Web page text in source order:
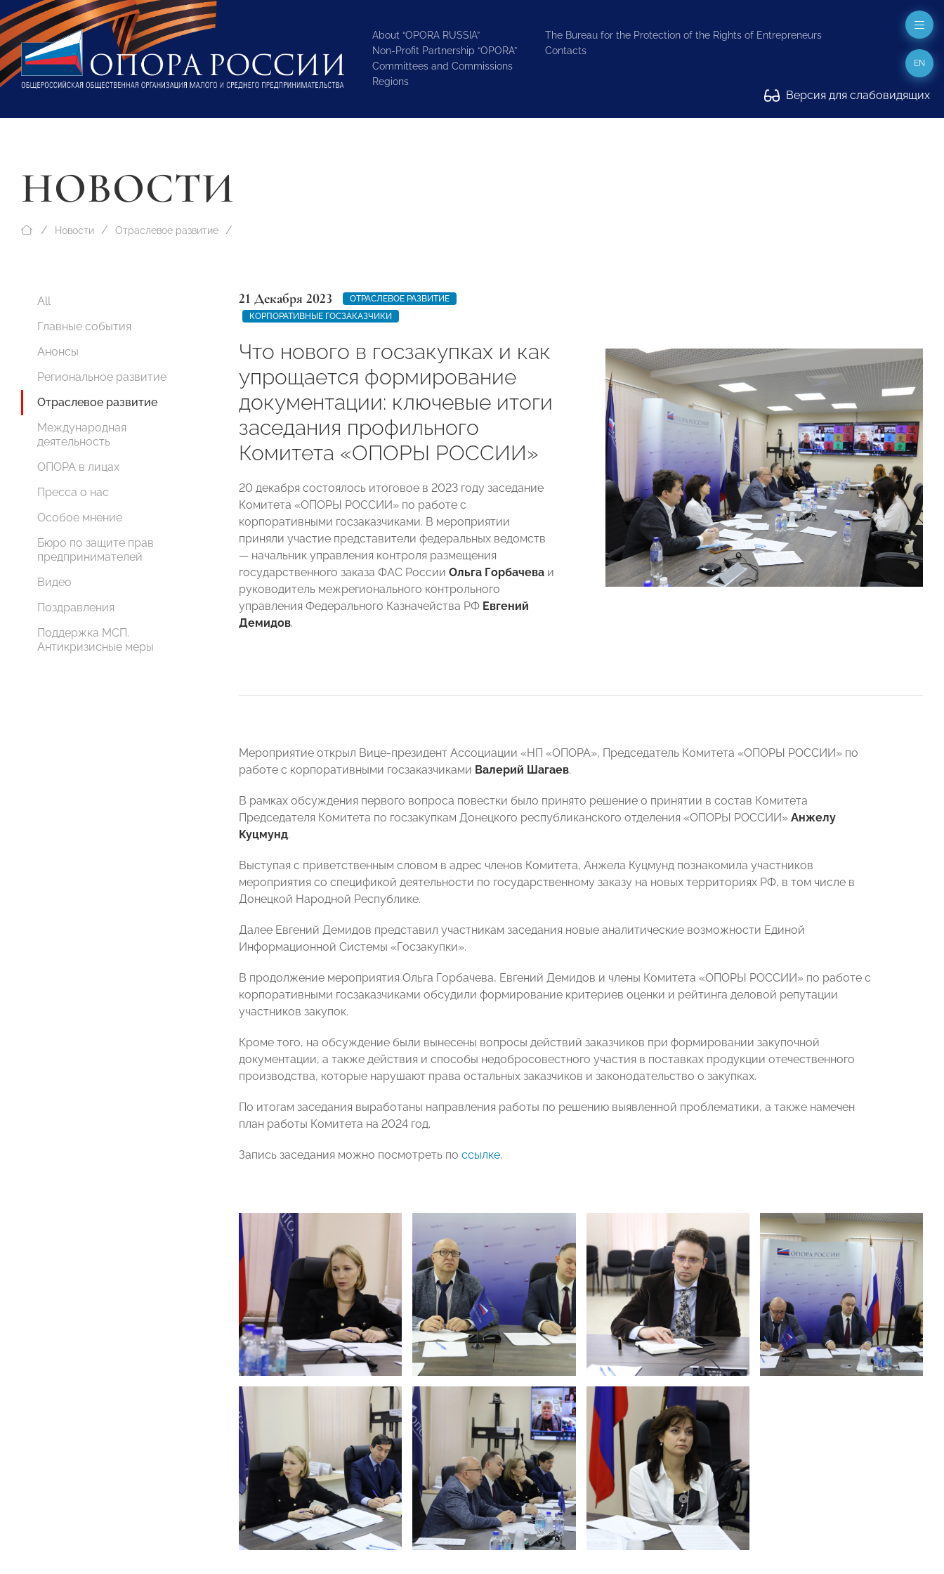
About “OPORA RUSSIA”
Non-Profit Partnership “OPORA”
Committees and Commissions
Regions
The Bureau for the Protection of the Rights of Entrepreneurs
Contacts
Версия для слабовидящих
EN
НОВОСТИ
Новости Отраслевое развитие
All
Главные события
Анонсы
Региональное развитие
Отраслевое развитие
Международная
деятельность
ОПОРА в лицах
Пресса о нас
Особое мнение
Бюро по защите прав
предпринимателей
Видео
Поздравления
Поддержка МСП.
Антикризисные меры
21 Декабря 2023
ОТРАСЛЕВОЕ РАЗВИТИЕ
КОРПОРАТИВНЫЕ ГОСЗАКАЗЧИКИ
Что нового в госзакупках и как
упрощается формирование
документации: ключевые итоги
заседания профильного
Комитета «ОПОРЫ РОССИИ»
20 декабря состоялось итоговое в 2023 году заседание
Комитета «ОПОРЫ РОССИИ» по работе с
корпоративными госзаказчиками. В мероприятии
приняли участие представители федеральных ведомств
— начальник управления контроля размещения
государственного заказа ФАС России Ольга Горбачева и
руководитель межрегионального контрольного
управления Федерального Казначейства РФ Евгений
Демидов.
Мероприятие открыл Вице-президент Ассоциации «НП «ОПОРА», Председатель Комитета «ОПОРЫ РОССИИ» по
работе с корпоративными госзаказчиками Валерий Шагаев.
В рамках обсуждения первого вопроса повестки было принято решение о принятии в состав Комитета
Председателя Комитета по госзакупкам Донецкого республиканского отделения «ОПОРЫ РОССИИ» Анжелу
Куцмунд.
Выступая с приветственным словом в адрес членов Комитета, Анжела Куцмунд познакомила участников
мероприятия со спецификой деятельности по государственному заказу на новых территориях РФ, в том числе в
Донецкой Народной Республике.
Далее Евгений Демидов представил участникам заседания новые аналитические возможности Единой
Информационной Системы «Госзакупки».
В продолжение мероприятия Ольга Горбачева, Евгений Демидов и члены Комитета «ОПОРЫ РОССИИ» по работе с
корпоративными госзаказчиками обсудили формирование критериев оценки и рейтинга деловой репутации
участников закупок.
Кроме того, на обсуждение были вынесены вопросы действий заказчиков при формировании закупочной
документации, а также действия и способы недобросовестного участия в поставках продукции отечественного
производства, которые нарушают права остальных заказчиков и законодательство о закупках.
По итогам заседания выработаны направления работы по решению выявленной проблематики, а также намечен
план работы Комитета на 2024 год.
Запись заседания можно посмотреть по ссылке.